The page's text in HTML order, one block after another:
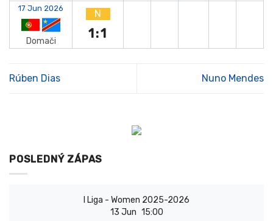
17 Jun 2026
Domači
N
1:1
Rúben Dias Nuno Mendes
POSLEDNÝ ZÁPAS
I Liga - Women 2025-2026
13 Jun 15:00